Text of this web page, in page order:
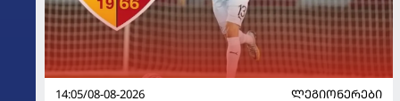
14:05/08-08-2026
ᲚᲔᲒᲘᲝᲜᲔᲠᲔᲑᲘ